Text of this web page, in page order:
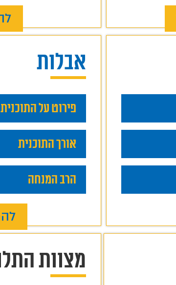
אבלות
פירוט על התוכנית
אורך התוכנית
הרב המנחה
מצוות